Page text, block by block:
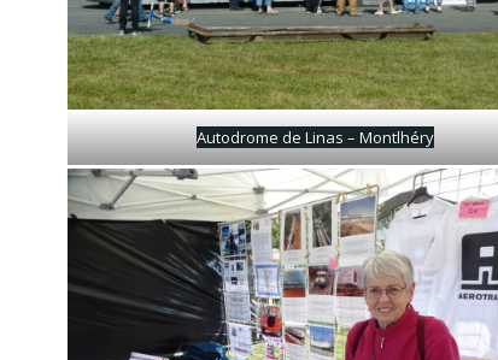
Autodrome de Linas – Montlhéry